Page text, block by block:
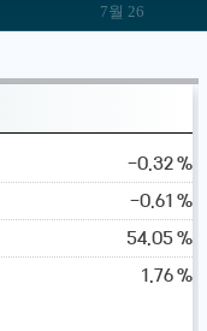
7월 26
-0.32 %
-0.61 %
54.05 %
1.76 %